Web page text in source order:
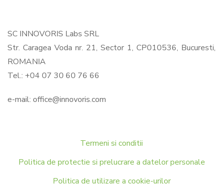
SC INNOVORIS Labs SRL
Str. Caragea Voda nr. 21, Sector 1, CP010536, Bucuresti,
ROMANIA
Tel.: +04 07 30 60 76 66
e-mail: office@innovoris.com
Termeni si conditii
Politica de protectie si prelucrare a datelor personale
Politica de utilizare a cookie-urilor